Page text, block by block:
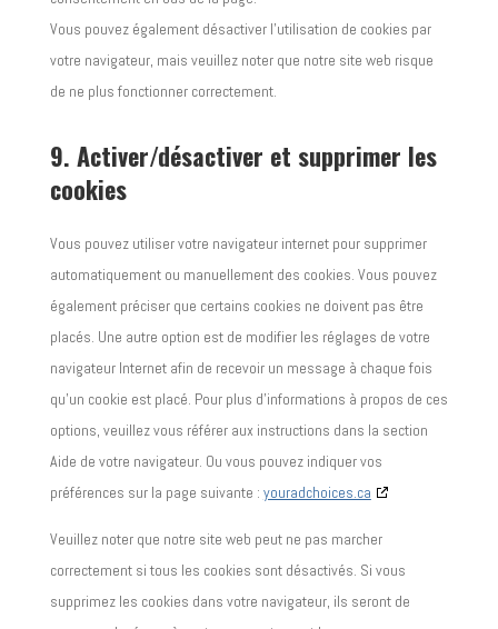
Vous pouvez également désactiver l’utilisation de cookies par
votre navigateur, mais veuillez noter que notre site web risque
de ne plus fonctionner correctement.
9. Activer/désactiver et supprimer les
cookies
Vous pouvez utiliser votre navigateur internet pour supprimer
automatiquement ou manuellement des cookies. Vous pouvez
également préciser que certains cookies ne doivent pas être
placés. Une autre option est de modifier les réglages de votre
navigateur Internet afin de recevoir un message à chaque fois
qu’un cookie est placé. Pour plus d’informations à propos de ces
options, veuillez vous référer aux instructions dans la section
Aide de votre navigateur. Ou vous pouvez indiquer vos
préférences sur la page suivante : youradchoices.ca
Veuillez noter que notre site web peut ne pas marcher
correctement si tous les cookies sont désactivés. Si vous
supprimez les cookies dans votre navigateur, ils seront de